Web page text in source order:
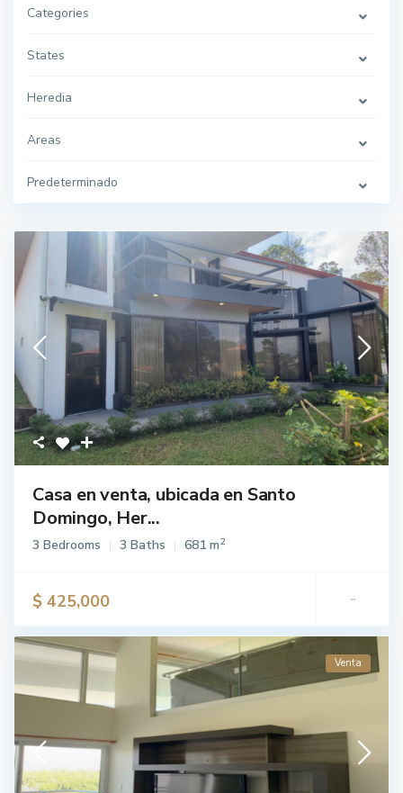
Categories
States
Heredia
Areas
Predeterminado
Casa en venta, ubicada en Santo
Domingo, Her...
3 Bedrooms 3 Baths 681 m2
$ 425,000
Venta